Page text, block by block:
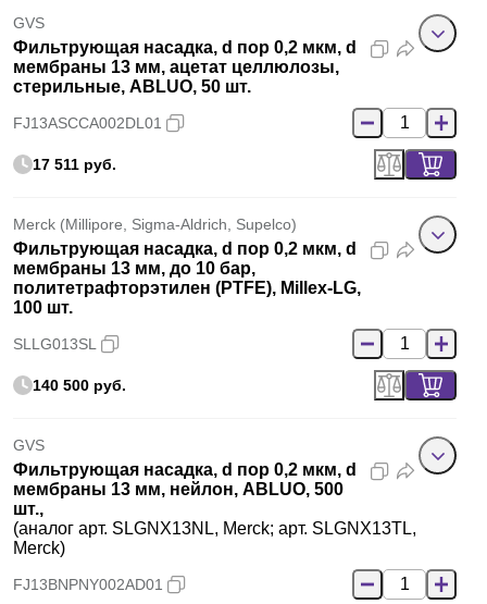
GVS
Фильтрующая насадка, d пор 0,2 мкм, d
мембраны 13 мм, ацетат целлюлозы,
стерильные, ABLUO, 50 шт.
FJ13ASCCA002DL01
17 511 руб.
Merck (Millipore, Sigma-Aldrich, Supelco)
Фильтрующая насадка, d пор 0,2 мкм, d
мембраны 13 мм, до 10 бар,
политетрафторэтилен (PTFE), Millex-LG,
100 шт.
SLLG013SL
140 500 руб.
GVS
Фильтрующая насадка, d пор 0,2 мкм, d
мембраны 13 мм, нейлон, ABLUO, 500
шт.,
(аналог арт. SLGNX13NL, Merck; арт. SLGNX13TL,
Merck)
FJ13BNPNY002AD01